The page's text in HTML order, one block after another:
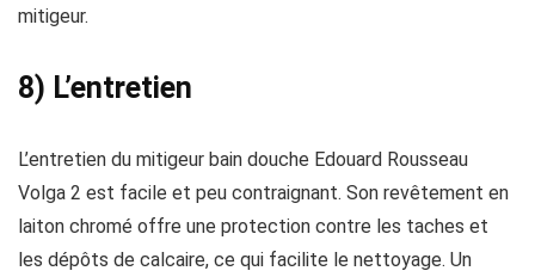
mitigeur.
8) L’entretien
L’entretien du mitigeur bain douche Edouard Rousseau
Volga 2 est facile et peu contraignant. Son revêtement en
laiton chromé offre une protection contre les taches et
les dépôts de calcaire, ce qui facilite le nettoyage. Un